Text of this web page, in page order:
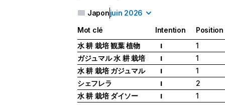
Japonjuin 2026
Mot clé Intention
Position
水 耕 栽培 観葉 植物
I
1
ガジュマル 水 耕 栽培
I
1
水 耕 栽培 ガジュマル
I
1
シェフレラ
I
2
水 耕 栽培 ダイソー
I 1